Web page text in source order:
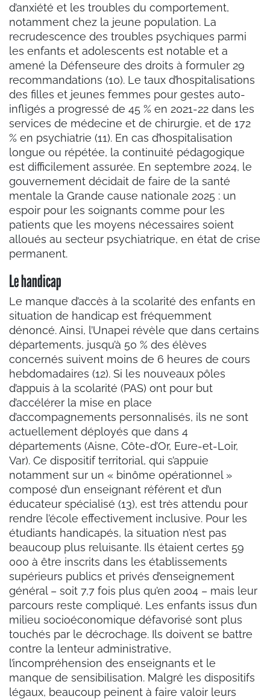
d’anxiété et les troubles du comportement,
notamment chez la jeune population. La
recrudescence des troubles psychiques parmi
les enfants et adolescents est notable et a
amené la Défenseure des droits à formuler 29
recommandations (10). Le taux d’hospitalisations
des filles et jeunes femmes pour gestes auto-
infligés a progressé de 45 % en 2021-22 dans les
services de médecine et de chirurgie, et de 172
% en psychiatrie (11). En cas d’hospitalisation
longue ou répétée, la continuité pédagogique
est difficilement assurée. En septembre 2024, le
gouvernement décidait de faire de la santé
mentale la Grande cause nationale 2025 : un
espoir pour les soignants comme pour les
patients que les moyens nécessaires soient
alloués au secteur psychiatrique, en état de crise
permanent.
Le handicap
Le manque d’accès à la scolarité des enfants en
situation de handicap est fréquemment
dénoncé. Ainsi, l’Unapei révèle que dans certains
départements, jusqu’à 50 % des élèves
concernés suivent moins de 6 heures de cours
hebdomadaires (12). Si les nouveaux pôles
d’appuis à la scolarité (PAS) ont pour but
d’accélérer la mise en place
d’accompagnements personnalisés, ils ne sont
actuellement déployés que dans 4
départements (Aisne, Côte-d’Or, Eure-et-Loir,
Var). Ce dispositif territorial, qui s’appuie
notamment sur un « binôme opérationnel »
composé d’un enseignant référent et d’un
éducateur spécialisé (13), est très attendu pour
rendre l’école effectivement inclusive. Pour les
étudiants handicapés, la situation n’est pas
beaucoup plus reluisante. Ils étaient certes 59
000 à être inscrits dans les établissements
supérieurs publics et privés d’enseignement
général – soit 7,7 fois plus qu’en 2004 – mais leur
parcours reste compliqué. Les enfants issus d’un
milieu socioéconomique défavorisé sont plus
touchés par le décrochage. Ils doivent se battre
contre la lenteur administrative,
l’incompréhension des enseignants et le
manque de sensibilisation. Malgré les dispositifs
légaux, beaucoup peinent à faire valoir leurs